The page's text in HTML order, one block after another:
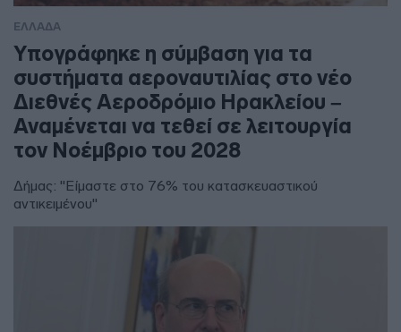
ΕΛΛΑΔΑ
Υπογράφηκε η σύμβαση για τα
συστήματα αεροναυτιλίας στο νέο
Διεθνές Αεροδρόμιο Ηρακλείου –
Αναμένεται να τεθεί σε λειτουργία
τον Νοέμβριο του 2028
Δήμας: "Είμαστε στο 76% του κατασκευαστικού
αντικειμένου"